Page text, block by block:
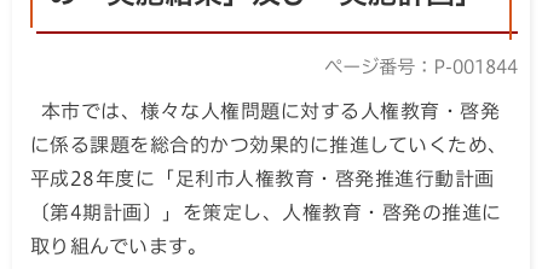
ページ番号：P-001844
本市では、様々な人権問題に対する人権教育・啓発
に係る課題を総合的かつ効果的に推進していくため、
平成28年度に「足利市人権教育・啓発推進行動計画
〔第4期計画〕」を策定し、人権教育・啓発の推進に
取り組んでいます。